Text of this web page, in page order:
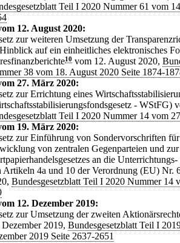
Teil I 2020 Nummer 61 vom
12. August 2020:
zur weiteren Umsetzung der
auf ein einheitliches elektronisches
10 vom 12. August 2020,
38 vom 18. August 2020 Seite 1874-
27. März 2020:
zur Errichtung eines
- WStFG)
Teil I 2020 Nummer 14 vom
19. März 2020:
zur Einführung von Sondervorschriften
von zentralen Gegenparteien und zur
an die
Artikeln 4a und 10 der Verordnung (EU) Nr.
Bundesgesetzblatt Teil I 2020 Nummer 14
12. Dezember 2019:
zur Umsetzung der zweiten
Dezember 2019, Bundesgesetzblatt Teil I
2019 Seite 2637-2651